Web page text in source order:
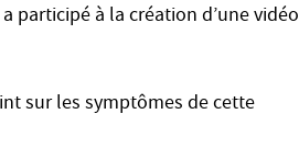
a participé à la création d’une vidéo
sur les symptômes de cette